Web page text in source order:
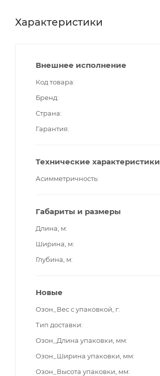
Характеристики
Внешнее исполнение
Код товара
Бренд
Страна
Гарантия
Технические характеристики
Асимметричность
Габариты и размеры
Длина, м
Ширина, м
Глубина, м
Новые
Озон_Вес с упаковкой, г
Тип доставки
Озон_Длина упаковки, мм
Озон_Ширина упаковки, мм
Озон_Высота упаковки, мм